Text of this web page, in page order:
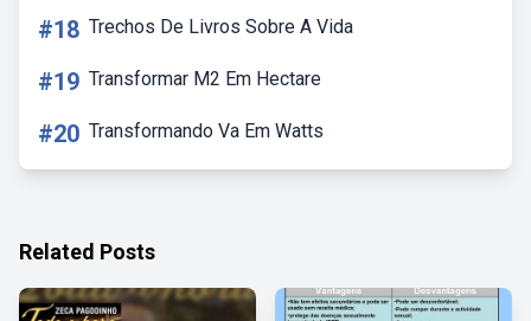
#18 Trechos De Livros Sobre A Vida
#19 Transformar M2 Em Hectare
#20 Transformando Va Em Watts
Related Posts